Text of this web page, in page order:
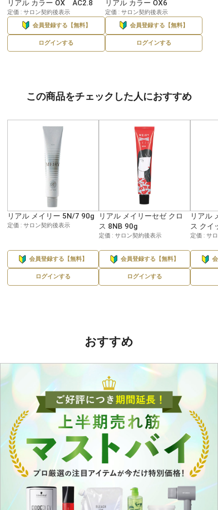
リアル カラー OX AC2.8
定価 : サロン契約後表示
会員登録する【無料】
ログインする
リアル カラー OX6
定価 : サロン契約後表示
会員登録する【無料】
ログインする
この商品をチェックした人におすすめ
リアル メイリー 5N/7 90g
定価 : サロン契約後表示
会員登録する【無料】
ログインする
リアル メイリーセゼ クロ
ス 8NB 90g
定価 : サロン契約後表示
会員登録する【無料】
ログインする
リアル
ス クイ
定価 : サ
おすすめ